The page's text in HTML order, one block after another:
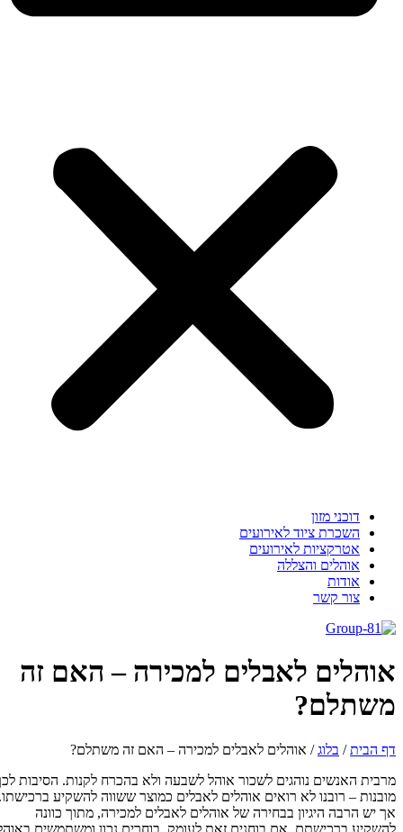
דוכני מזון
השכרת ציוד לאירועים
אטרקציות לאירועים
אוהלים והצללה
אודות
צור קשר
אוהלים לאבלים למכירה – האם זה
משתלם?
דף הבית/בלוג/אוהלים לאבלים למכירה – האם זה משתלם?
מרבית האנשים נוהגים לשכור אוהל לשבעה ולא בהכרח לקנות. הסיבות לכך
מובנות – רובנו לא רואים אוהלים לאבלים כמוצר ששווה להשקיע ברכישתו.
אך יש הרבה היגיון בבחירה של אוהלים לאבלים למכירה, מתוך כוונה
להשקיע ברכישתם. אם בוחנים זאת לעומק, בוחרים נכון ומשתמשים באוהל